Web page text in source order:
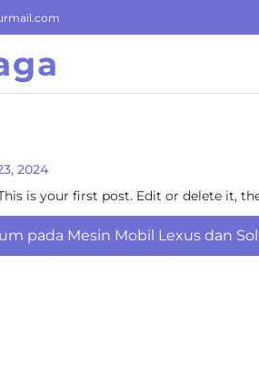
2024
is your first post. Edit or delete it,
pada Mesin Mobil Lexus dan